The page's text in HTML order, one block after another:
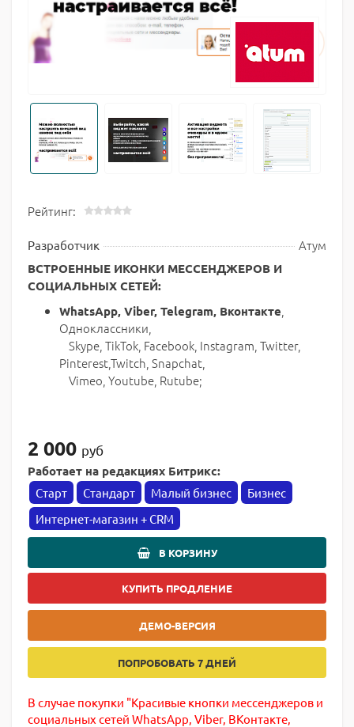
Рейтинг:
Разработчик Атум
ВСТРОЕННЫЕ ИКОНКИ МЕССЕНДЖЕРОВ И
СОЦИАЛЬНЫХ СЕТЕЙ:
WhatsApp, Viber, Telegram, Вконтакте
Одноклассники,
Skype, TikTok, Facebook, Instagram, Twitter,
Pinterest,Twitch, Snapchat,
Vimeo, Youtube, Rutube;
2 000 руб
Работает на редакциях Битрикс:
Старт Стандарт Малый бизнес
Бизнес
Интернет-магазин + CRM
В КОРЗИНУ
КУПИТЬ ПРОДЛЕНИЕ
ДЕМО-ВЕРСИЯ
ПОПРОБОВАТЬ 7 ДНЕЙ
В случае покупки "Красивые кнопки мессенджеров и
социальных сетей WhatsApp, Viber, ВКонтакте,